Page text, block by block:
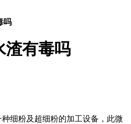
吗
渣有毒吗
细粉及超细粉的加工设备，此微